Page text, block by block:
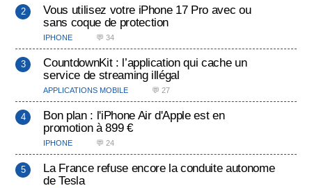
Vous utilisez votre iPhone 17 Pro avec ou
sans coque de protection
IPHONE 💬 34
CountdownKit : l’application qui cache un
service de streaming illégal
APPLICATIONS MOBILE 💬 27
Bon plan : l'iPhone Air d'Apple est en
promotion à 899 €
IPHONE 💬 24
La France refuse encore la conduite autonome
de Tesla